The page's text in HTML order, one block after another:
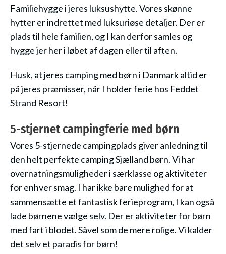
Familiehygge i jeres luksushytte. Vores skønne
hytter er indrettet med luksuriøse detaljer. Der er
plads til hele familien, og I kan derfor samles og
hygge jer her i løbet af dagen eller til aften.
Husk, at jeres camping med børn i Danmark altid er
på jeres præmisser, når I holder ferie hos Feddet
Strand Resort!
5-stjernet campingferie med børn
Vores 5-stjernede campingplads giver anledning til
den helt perfekte camping Sjælland børn. Vi har
overnatningsmuligheder i særklasse og aktiviteter
for enhver smag. I har ikke bare mulighed for at
sammensætte et fantastisk ferieprogram, I kan også
lade børnene vælge selv. Der er aktiviteter for børn
med fart i blodet. Såvel som de mere rolige. Vi kalder
det selv et paradis for børn!